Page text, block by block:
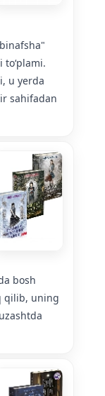
u yerda
sahifadan
bosh
qilib, uning